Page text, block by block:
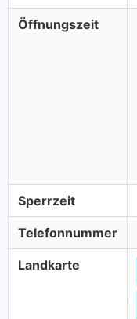
Öffnungszeit
Sperrzeit
Telefonnummer
Landkarte